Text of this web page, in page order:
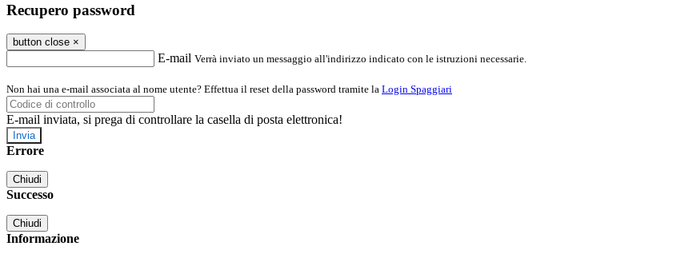
Recupero password
button close ×
E-mail Verrà inviato un messaggio all'indirizzo indicato con le istruzioni necessarie.
Non hai una e-mail associata al nome utente? Effettua il reset della password tramite la Login Spaggiari
E-mail inviata, si prega di controllare la casella di posta elettronica!
Errore
Chiudi
Successo
Chiudi
Informazione